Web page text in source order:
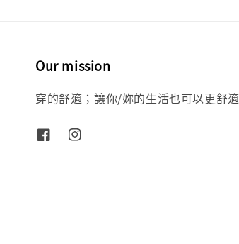
Our mission
穿的舒適；讓你/妳的生活也可以更舒適